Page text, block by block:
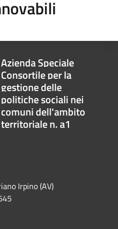
Azienda Speciale
Consortile per la
gestione delle
politiche sociali nei
comuni dell'ambito
territoriale n. a1
Irpino (AV)